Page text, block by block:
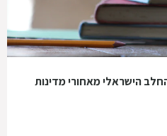
הישראלי מאחורי מדינות